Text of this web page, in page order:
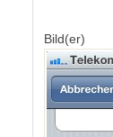
Bild(er)